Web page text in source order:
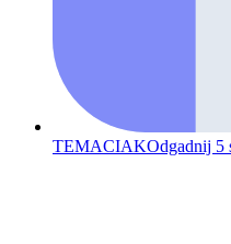
TEMACIAKOdgadnij 5